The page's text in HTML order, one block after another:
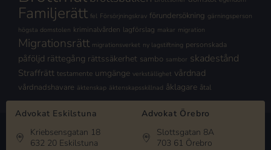
Familjerätt fel Försörjningskrav förundersökning gärningsperson
högsta domstolen kriminalvården lagförslag makar migration
Migrationsrätt migrationsverket ny lagstiftning personskada
påföljd rättegång rättssäkerhet sambo sambor skadestånd
Straffrätt testamente umgänge verkställighet vårdnad
vårdnadshavare äktenskap äktenskapsskillnad åklagare åtal
Advokat Eskilstuna
Kriebsensgatan 18
632 20 Eskilstuna
Advokat Örebro
Slottsgatan 8A
703 61 Örebro